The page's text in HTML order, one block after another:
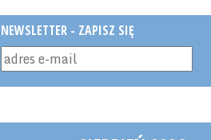
NEWSLETTER - ZAPISZ SIĘ